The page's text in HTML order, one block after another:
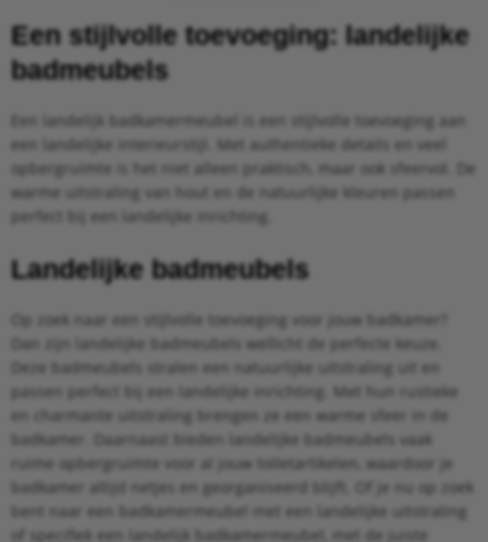
Een stijlvolle toevoeging: landelijke
badmeubels
Een landelijk badkamermeubel is een stijlvolle toevoeging aan
een landelijke interieurstijl. Met authentieke details en veel
opbergruimte is het niet alleen praktisch, maar ook sfeervol. De
warme uitstraling van hout en de natuurlijke kleuren passen
perfect bij een landelijke inrichting.
Landelijke badmeubels
Op zoek naar een stijlvolle toevoeging voor jouw badkamer?
Dan zijn landelijke badmeubels wellicht de perfecte keuze.
Deze badmeubels stralen een natuurlijke uitstraling uit en
passen perfect bij een landelijke inrichting. Met hun rustieke
en charmante uitstraling brengen ze een warme sfeer in de
badkamer. Daarnaast bieden landelijke badmeubels vaak
ruime opbergruimte voor al jouw toiletartikelen, waardoor je
badkamer altijd netjes en georganiseerd blijft. Of je nu op zoek
bent naar een badkamermeubel met een landelijke uitstraling
of specifiek een landelijk badkamermeubel, met de juiste